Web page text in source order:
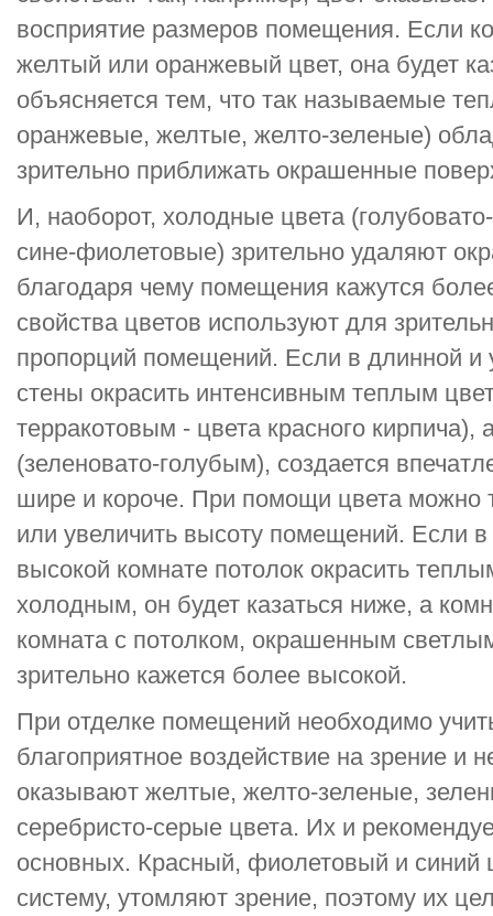
восприятие размеров помещения. Если
желтый или оранжевый цвет, она будет
объясняется тем, что так называемые
оранжевые, желтые, желто-зеленые)
зрительно приближать окрашенные
И, наоборот, холодные цвета
сине-фиолетовые) зрительно удаляют
благодаря чему помещения кажутся
свойства цветов используют для
пропорций помещений. Если в длинной и
стены окрасить интенсивным теплым
терракотовым - цвета красного
(зеленовато-голубым), создается
шире и короче. При помощи цвета можно
или увеличить высоту помещений. Если
высокой комнате потолок окрасить
холодным, он будет казаться ниже, а
комната с потолком, окрашенным
зрительно кажется более высокой.
При отделке помещений необходимо
благоприятное воздействие на зрение и
оказывают желтые, желто-зеленые,
серебристо-серые цвета. Их и
основных. Красный, фиолетовый и синий
систему, утомляют зрение, поэтому их